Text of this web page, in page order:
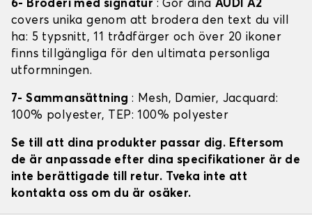
6- Broderi med signatur : Gör dinaAUDI A2
covers unika genom att brodera den text du vill
ha: 5 typsnitt, 11 trådfärger och över 20 ikoner
finns tillgängliga för den ultimata personliga
utformningen.
7- Sammansättning: Mesh, Damier, Jacquard:
100% polyester, TEP: 100% polyester
Se till att dina produkter passar dig. Eftersom
de är anpassade efter dina specifikationer är de
inte berättigade till retur. Tveka inte att
kontakta oss om du är osäker.